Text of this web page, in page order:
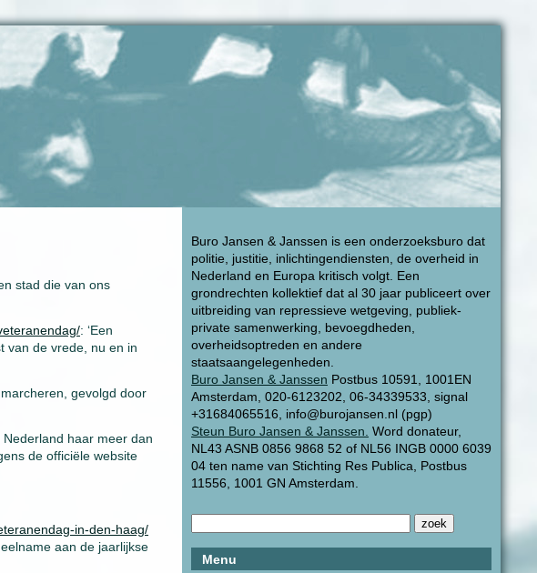
Buro Jansen & Janssen is een onderzoeksburo dat
politie, justitie, inlichtingendiensten, de overheid in
Nederland en Europa kritisch volgt. Een
grondrechten kollektief dat al 30 jaar publiceert over
uitbreiding van repressieve wetgeving, publiek-
private samenwerking, bevoegdheden,
overheidsoptreden en andere
staatsaangelegenheden.
Buro Jansen & Janssen Postbus 10591, 1001EN
Amsterdam, 020-6123202, 06-34339533, signal
+31684065516, info@burojansen.nl (pgp)
Steun Buro Jansen & Janssen. Word donateur,
NL43 ASNB 0856 9868 52 of NL56 INGB 0000 6039
04 ten name van Stichting Res Publica, Postbus
11556, 1001 GN Amsterdam.
Menu
stad die van ons
: ‘Een
van de vrede, nu en in
gevolgd door
haar meer dan
de officiële website
in-den-haag/
aan de jaarlijkse